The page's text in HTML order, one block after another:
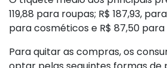
119,88 para roupas; R$ 187,93,
para cosméticos e R$ 87,50 para
Para quitar as compras, os